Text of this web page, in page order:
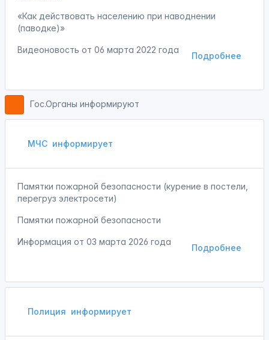
«Как действовать населению при наводнении
(паводке)»
Подробнее
Видеоновость от 06 марта 2022 года
Гос.Органы информируют
МЧС информирует
Памятки пожарной безопасности (курение в постели,
перегруз электросети)
Памятки пожарной безопасности
Подробнее
Информация от 03 марта 2026 года
Полиция информирует